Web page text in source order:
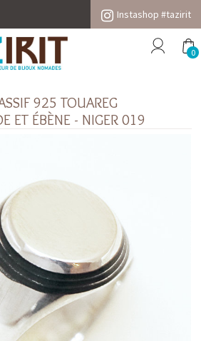
Instashop #tazirit
0
925 TOUAREG
ET ÉBÈNE - NIGER 019